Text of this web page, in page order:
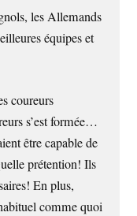
les Allemands
équipes et
coureurs
s’est formée…
être capable de
prétention! Ils
En plus,
comme quoi